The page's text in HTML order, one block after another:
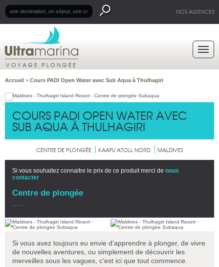
NOS AGENCES
VOYAGE PLONGÉE
Accueil > Cours PADI Open Water avec Sub Aqua à Thulhagiri
COURS PADI OPEN WATER AVEC
SUB AQUA À THULHAGIRI
CENTRE DE PLONGÉE KAAFU ATOLL NORD MALDIVES
Si vous souhaitez connaitre le prix de ce produit merci de nous
contacter
Centre de plongée
Si vous avez toujours eu envie d’apprendre à plonger, de vivre
de nouvelles aventures, ou simplement de découvrir les
merveilles sous les vagues, c’est ici que tout commence.